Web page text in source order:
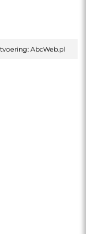
AbcWeb.pl